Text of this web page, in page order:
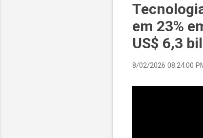
em 23%
US$ 6,3
8/02/2026 08:24:00